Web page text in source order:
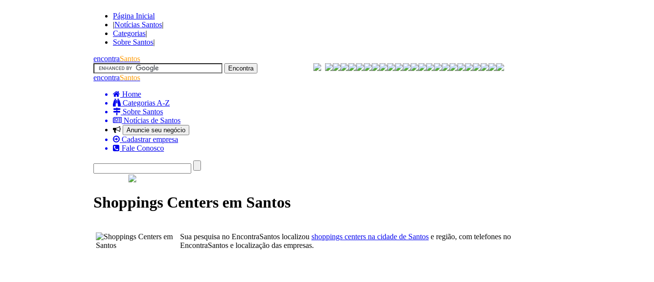
Página Inicial
|Notícias Santos|
Categorias|
Sobre Santos|
encontraSantos
encontraSantos
Home
Categorias A-Z
Sobre Santos
Notícias de Santos
Anuncie seu negócio
Cadastrar empresa
Fale Conosco
Shoppings Centers em Santos
Sua pesquisa no EncontraSantos localizou shoppings centers na cidade de Santos e região, com telefones no
EncontraSantos e localização das empresas.